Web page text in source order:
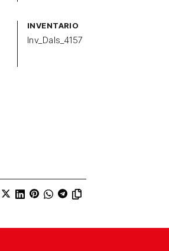
INVENTARIO
Inv_Dals_4157